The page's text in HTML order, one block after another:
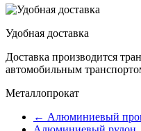
Удобная доставка
Доставка производится
автомобильным
Металлопрокат
← Алюминиевый